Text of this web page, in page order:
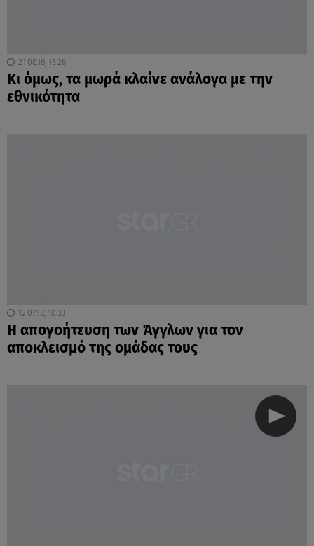
21.08.18, 15:26
Κι όμως, τα μωρά κλαίνε ανάλογα με την
εθνικότητα
12.07.18, 10:33
Η απογοήτευση των Άγγλων για τον
αποκλεισμό της ομάδας τους